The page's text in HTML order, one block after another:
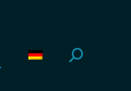
Suchen: